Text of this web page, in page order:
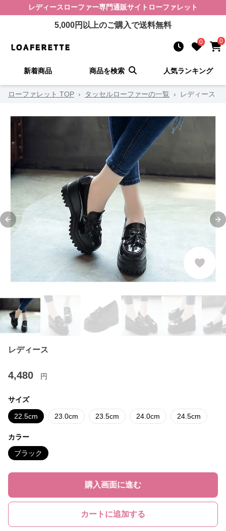
レディースローファー専門通販サイト ローファレット
5,000円以上のご購入で送料無料
0 0
新着商品 商品を検索 人気ランキング
ローファレット TOP › タッセルローファーの一覧 › レディース
Previous slide
レディース
4,480 円
サイズ
22.5cm 23.0cm 23.5cm 24.0cm 24.5cm
カラー
ブラック
購入画面に進む
カートに追加する